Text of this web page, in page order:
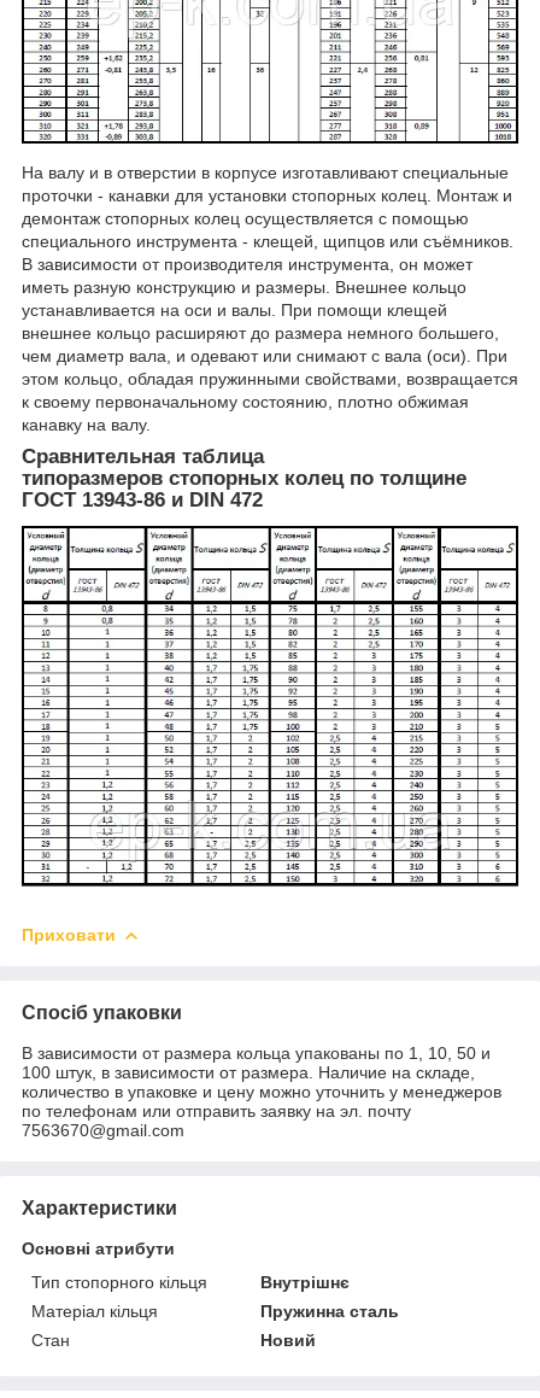
На валу и в отверстии в корпусе изготавливают специальные
проточки - канавки для установки стопорных колец. Монтаж и
демонтаж стопорных колец осуществляется с помощью
специального инструмента - клещей, щипцов или съёмников.
В зависимости от производителя инструмента, он может
иметь разную конструкцию и размеры. Внешнее кольцо
устанавливается на оси и валы. При помощи клещей
внешнее кольцо расширяют до размера немного большего,
чем диаметр вала, и одевают или снимают с вала (оси). При
этом кольцо, обладая пружинными свойствами, возвращается
к своему первоначальному состоянию, плотно обжимая
канавку на валу.
Сравнительная таблица
типоразмеров стопорных колец по толщине
ГОСТ 13943-86 и DIN 472
Приховати
Спосіб упаковки
В зависимости от размера кольца упакованы по 1, 10, 50 и
100 штук, в зависимости от размера. Наличие на складе,
количество в упаковке и цену можно уточнить у менеджеров
по телефонам или отправить заявку на эл. почту
7563670@gmail.com
Характеристики
Основні атрибути
Тип стопорного кільця
Внутрішнє
Матеріал кільця
Пружинна сталь
Стан
Новий